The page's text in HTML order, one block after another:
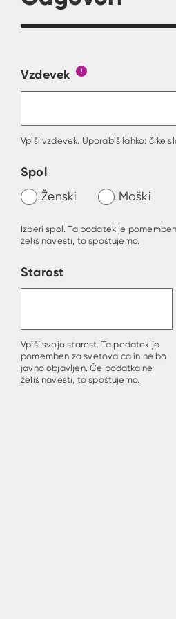
Obrazec, kjer lahko zastaviš
Vzdevek
Vpiši vzdevek. Uporabiš lahko: črke
Spol
Ženski Moški
Izberi spol. Ta podatek je
želiš navesti, to spoštujemo.
Starost
Vpiši svojo starost. Ta podatek je
pomemben za svetovalca in ne bo
javno objavljen. Če podatka ne
želiš navesti, to spoštujemo.